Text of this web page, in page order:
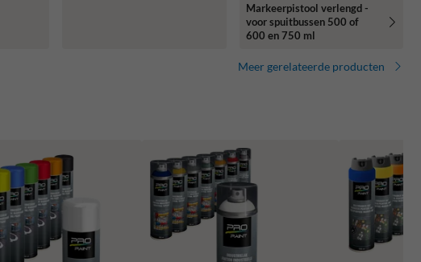
Markeerpistool verlengd -
voor spuitbussen 500 of
600 en 750 ml
Meer gerelateerde producten